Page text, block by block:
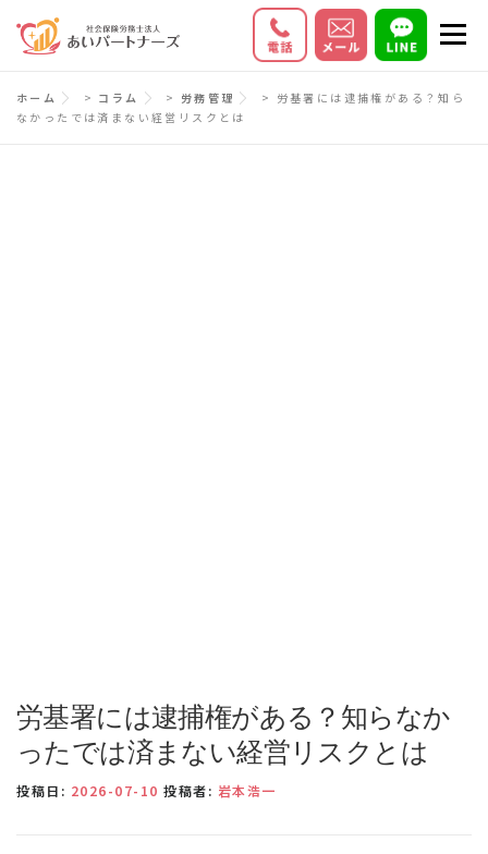
ン
メニ
初めての方へ サービス内容 料金
ホーム > コラム > 労務管理 > 労基署には逮捕権がある？知ら
なかったでは済まない経営リスクとは
労基署には逮捕権がある？知らなか
ったでは済まない経営リスクとは
投稿日: 2026-07-10 投稿者: 岩本浩一